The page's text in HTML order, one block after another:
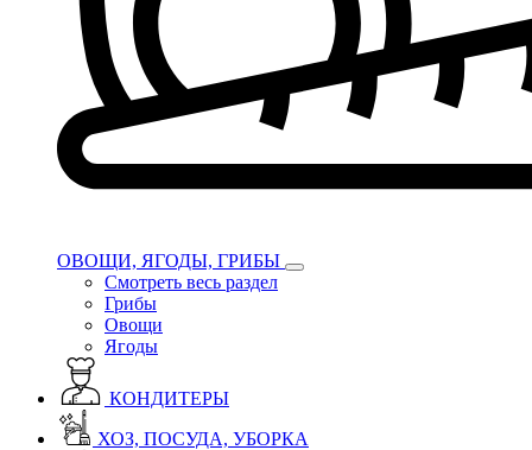
ОВОЩИ, ЯГОДЫ, ГРИБЫ
Смотреть весь раздел
Грибы
Овощи
Ягоды
КОНДИТЕРЫ
ХОЗ, ПОСУДА, УБОРКА